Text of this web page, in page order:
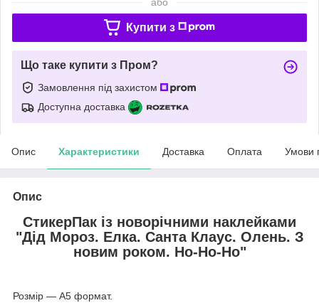
Купити з
Що таке купити з Пром?
Замовлення під захистом
Доступна доставка
Опис Характеристики Доставка Оплата Умови
Опис
СтикерПак із новорічними наклейками
"Дід Мороз. Елка. Санта Клаус. Олень. З
новим роком. Ho-Ho-Ho"
Розмір — А5 формат.